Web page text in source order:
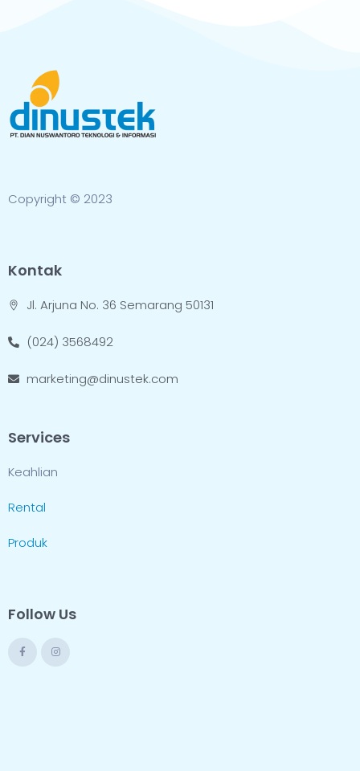
Copyright © 2023
Kontak
Jl. Arjuna No. 36 Semarang 50131
(024) 3568492
marketing@dinustek.com
Services
Keahlian
Rental
Produk
Follow Us